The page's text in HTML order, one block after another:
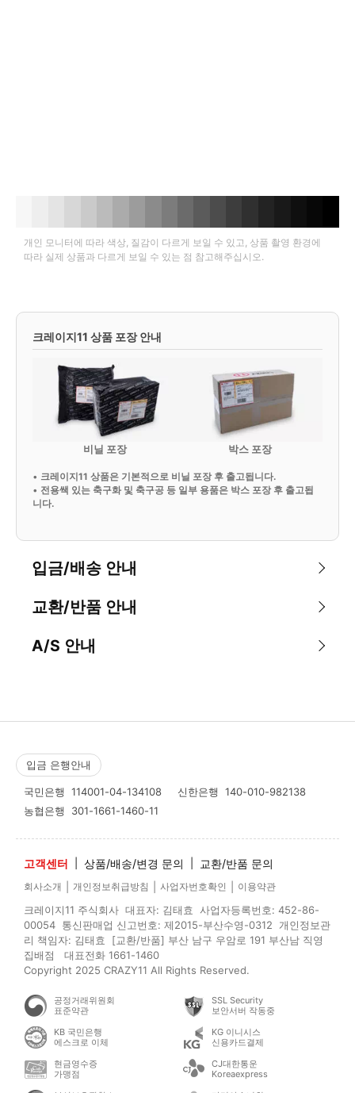
개인 모니터에 따라 색상, 질감이 다르게 보일 수 있고, 상품 촬영 환경에
따라 실제 상품과 다르게 보일 수 있는 점 참고해주십시오.
크레이지11 상품 포장 안내
비닐 포장 박스 포장
• 크레이지11 상품은 기본적으로 비닐 포장 후 출고됩니다.
• 전용쌕 있는 축구화 및 축구공 등 일부 용품은 박스 포장 후 출고됩
니다.
입금/배송 안내
교환/반품 안내
A/S 안내
입금 은행안내
국민은행 114001-04-134108 신한은행 140-010-982138
농협은행 301-1661-1460-11
고객센터 상품/배송/변경 문의 교환/반품 문의
회사소개 개인정보취급방침 사업자번호확인 이용약관
크레이지11 주식회사 대표자: 김태효 사업자등록번호: 452-86-
00054 통신판매업 신고번호: 제2015-부산수영-0312 개인정보관
리 책임자: 김태효 [교환/반품] 부산 남구 우암로 191 부산남 직영
집배점 대표전화 1661-1460
Copyright 2025 CRAZY11 All Rights Reserved.
공정거래위원회
표준약관
SSL Security
보안서버 작동중
KB 국민은행
에스크로 이체
KG 이니시스
신용카드결제
현금영수증
가맹점
CJ대한통운
Koreaexpress